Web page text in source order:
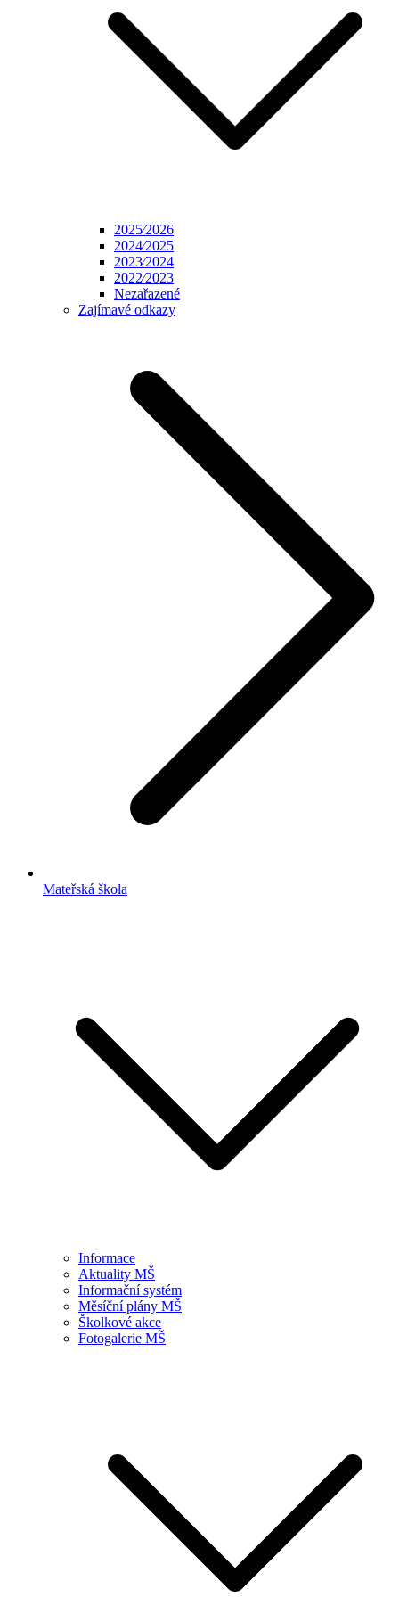
2025⁄2026
2024⁄2025
2023⁄2024
2022⁄2023
Nezařazené
Zajímavé odkazy
Mateřská škola
Informace
Aktuality MŠ
Informační systém
Měsíční plány MŠ
Školkové akce
Fotogalerie MŠ